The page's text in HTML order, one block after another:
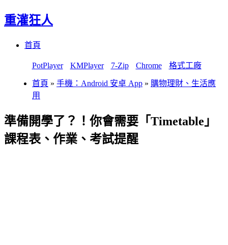
重灌狂人
首頁
PotPlayer KMPlayer 7-Zip Chrome 格式工廠
首頁 » 手機：Android 安卓 App » 購物理財、生活應
用
準備開學了？！你會需要「Timetable」
課程表、作業、考試提醒